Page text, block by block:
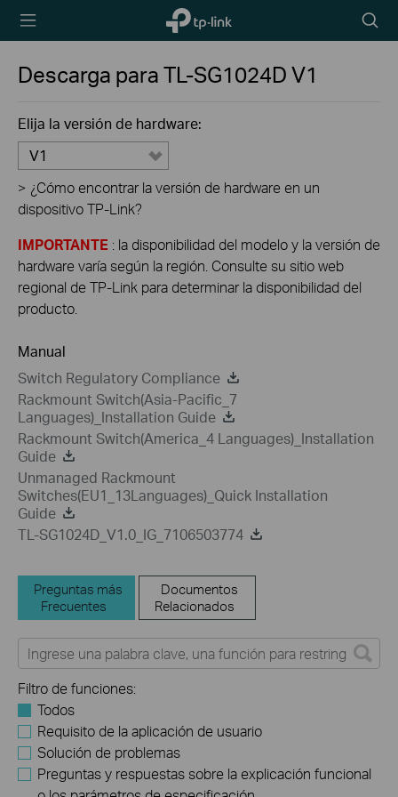
TP-Link,
Reliably
icon
Descarga paraTL-SG1024DV1
Elija la versión de hardware:
V1
> ¿Cómo encontrar la versión de hardware en un
dispositivo TP-Link?
IMPORTANTE : la disponibilidad del modelo y la versión de
hardware varía según la región. Consulte su sitio web
regional de TP-Link para determinar la disponibilidad del
producto.
Manual
Switch Regulatory Compliance
Rackmount Switch(Asia-Pacific_7
Languages)_Installation Guide
Rackmount Switch(America_4 Languages)_Installation
Guide
Unmanaged Rackmount
Switches(EU1_13Languages)_Quick Installation
Guide
TL-SG1024D_V1.0_IG_7106503774
Preguntas más
Frecuentes
Documentos
Relacionados
Filtro de funciones:
Todos
Requisito de la aplicación de usuario
Solución de problemas
Preguntas y respuestas sobre la explicación funcional